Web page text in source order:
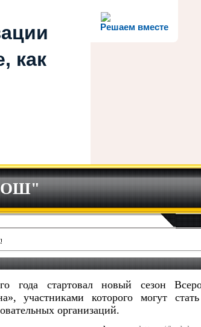
Решаем вместе
как
года стартовал новый сезон
участниками которого могут
организаций.